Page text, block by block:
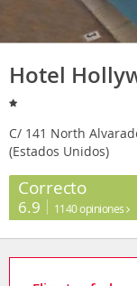
Hotel
C/ 141 North
(Estados Unidos)
Correcto
6.9 1140 opiniones